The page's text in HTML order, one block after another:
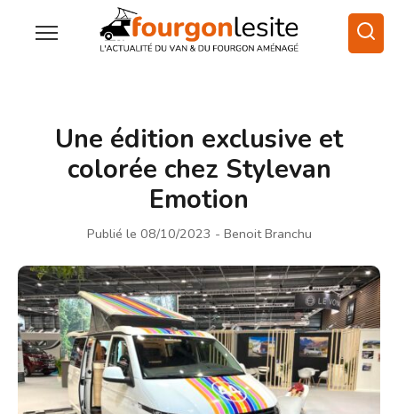
Une édition exclusive et
colorée chez Stylevan
Emotion
Publié le 08/10/2023 - Benoit Branchu